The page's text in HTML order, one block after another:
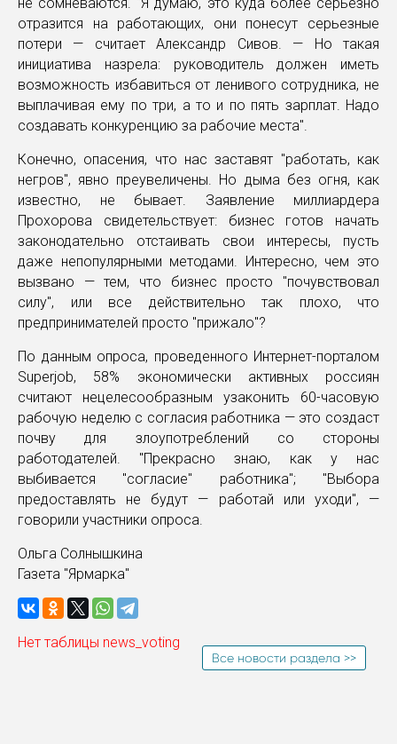
отразится на работающих, они понесут серьезные
потери — считает Александр Сивов. — Но такая
инициатива назрела: руководитель должен иметь
возможность избавиться от ленивого сотрудника, не
выплачивая ему по три, а то и по пять зарплат. Надо
создавать конкуренцию за рабочие места".
Конечно, опасения, что нас заставят "работать, как
негров", явно преувеличены. Но дыма без огня, как
известно, не бывает. Заявление миллиардера
Прохорова свидетельствует: бизнес готов начать
законодательно отстаивать свои интересы, пусть
даже непопулярными методами. Интересно, чем это
вызвано — тем, что бизнес просто "почувствовал
силу", или все действительно так плохо, что
предпринимателей просто "прижало"?
По данным опроса, проведенного Интернет-порталом
Superjob, 58% экономически активных россиян
считают нецелесообразным узаконить 60-часовую
рабочую неделю с согласия работника — это создаст
почву для злоупотреблений со стороны
работодателей. "Прекрасно знаю, как у нас
выбивается "согласие" работника"; "Выбора
предоставлять не будут — работай или уходи", —
говорили участники опроса.
Ольга Солнышкина
Газета "Ярмарка"
Нет таблицы news_voting
Все новости раздела >>